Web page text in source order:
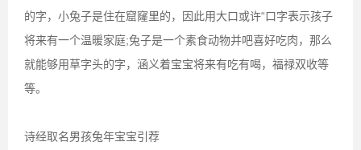
的字，小兔子是住在窟窿里的，因此用大口或许“口字表示孩子
将来有一个温暖家庭;兔子是一个素食动物并吧喜好吃肉，那么
就能够用草字头的字，涵义着宝宝将来有吃有喝，福禄双收等
等。
诗经取名男孩兔年宝宝引荐